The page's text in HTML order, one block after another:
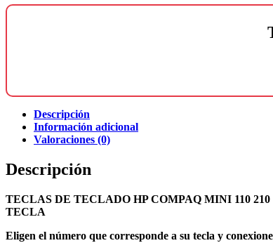
Descripción
Información adicional
Valoraciones (0)
Descripción
TECLAS DE TECLADO HP COMPAQ MINI 110 210
TECLA
Eligen el número que corresponde a su tecla y